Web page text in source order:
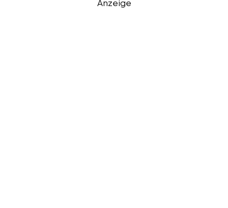
Anzeige